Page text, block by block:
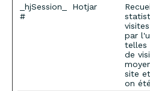
_hjSession_
#
Hotjar
par
telles
de
site
on